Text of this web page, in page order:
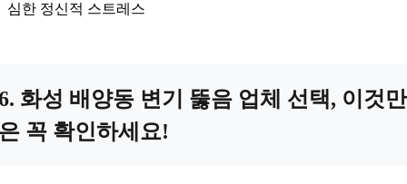
심한 정신적 스트레스
화성 배양동 변기 뚫음 업체 선택, 이것만
꼭 확인하세요!